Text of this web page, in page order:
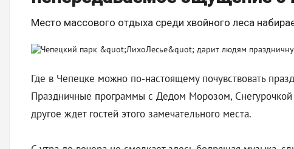
Место массового отдыха среди хвойного леса
Где в Чепецке можно по-настоящему почувствовать
Праздничные программы с Дедом Морозом,
другое ждет гостей этого замечательного места.